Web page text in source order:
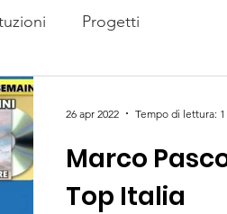
Progetti
Marco
Top Italia
26 apr 2022 Tempo di lettura: